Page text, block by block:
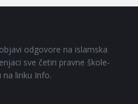
odgovore na islamska
sve četiri pravne škole-
na linku Info.